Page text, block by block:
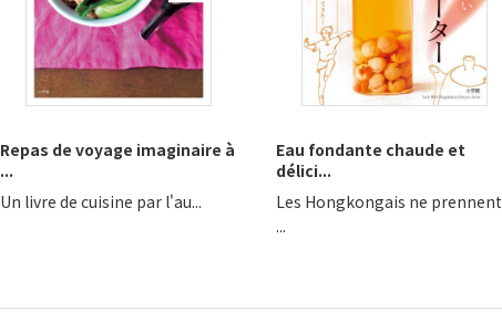
Repas de voyage imaginaire à
...
Un livre de cuisine par l'au...
Eau fondante chaude et
délici...
Les Hongkongais ne prennent
...